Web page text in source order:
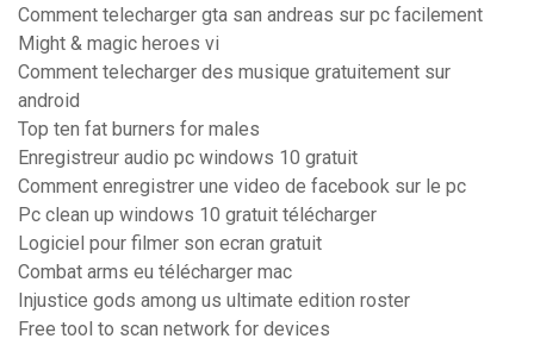
Comment telecharger gta san andreas sur pc facilement
Might & magic heroes vi
Comment telecharger des musique gratuitement sur
android
Top ten fat burners for males
Enregistreur audio pc windows 10 gratuit
Comment enregistrer une video de facebook sur le pc
Pc clean up windows 10 gratuit télécharger
Logiciel pour filmer son ecran gratuit
Combat arms eu télécharger mac
Injustice gods among us ultimate edition roster
Free tool to scan network for devices